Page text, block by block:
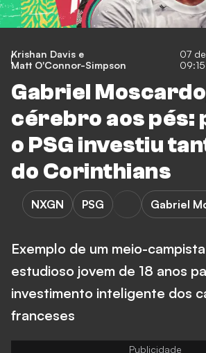
Krishan Davis e
Matt O'Connor-Simpson
07
Gabriel
cérebro aos pés:
o PSG investiu
do Corinthians
NXGN PSG Gabriel
Exemplo de um meio-
estudioso jovem de 18 anos
investimento inteligente dos
franceses